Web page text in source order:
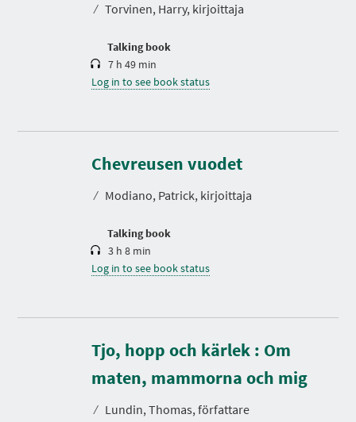
⁄ Torvinen, Harry, kirjoittaja
Talking book
i
7 h 49 min
Log in to see book status
Chevreusen vuodet
⁄ Modiano, Patrick, kirjoittaja
Talking book
D
r
a
i
3 h 8 min
Log in to see book status
Tjo, hopp och kärlek : Om
maten, mammorna och mig
⁄ Lundin, Thomas, författare
D
u
r
a
i